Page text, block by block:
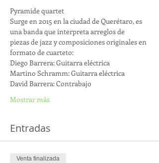
Pyramide quartet
Surge en 2015 en la ciudad de Querétaro, es
una banda que interpreta arreglos de
piezas de jazz y composiciones originales en
formato de cuarteto:
Diego Barrera: Guitarra eléctrica
Martino Schramm: Guitarra eléctrica
David Barrera: Contrabajo
Mostrar más
Entradas
Venta finalizada